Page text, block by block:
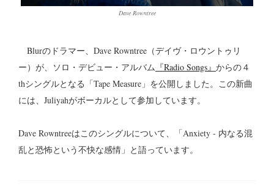
Dave Rowntree
Blurのドラマー、Dave Rowntree（デイヴ・ロウントゥリ
ー）が、ソロ・デビュー・アルバム 『Radio Songs』 からの４
thシングルとなる「Tape Measure」を公開しました。この新曲
には、Juliyahがボーカルとして参加しています。
Dave Rowntreeはこのシングルについて、「Anxiety - 内なる混
乱と恐怖という不快な感情」と語っています。